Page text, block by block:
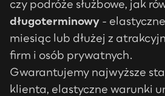
czy podróże służbowe, jak
długoterminowy -
miesiąc lub dłużej z
firm i osób prywatnych.
Gwarantujemy najwyższe
klienta, elastyczne warunki